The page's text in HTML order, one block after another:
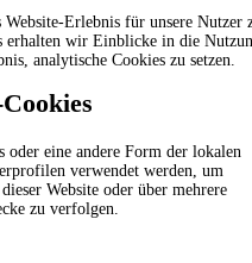
Erlebnis für unsere Nutzer
erhalten wir Einblicke in die
analytische Cookies zu setzen.
eine andere Form der lokalen
verwendet werden, um
Website oder über mehrere
zu verfolgen.